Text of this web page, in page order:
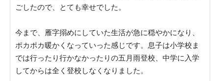
ごしたので、とても幸せでした。
今まで、雁字搦めにしていた生活が急に穏やかになり、
ポカポカ暖かくなっていった感じです。息子は小学校ま
では行ったり行かなかったりの五月雨登校、中学に入学
してからは全く登校しなくなりました。